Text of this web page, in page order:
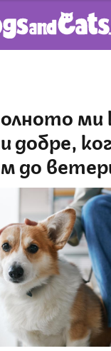
добре,
до